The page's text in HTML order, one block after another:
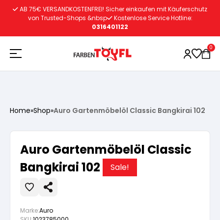
Vorbereitung
Wasserlösliche Grundierung
Lacke
Vorbereitung
Autoreparatur
Vorbereitung
Innenfarben
AB 75€ VERSANDKOSTENFREI! Sicher einkaufen mit Käuferschutz
von Trusted-Shops &nbsp
Kostenlose Service Hotline:
0316401122
0
Home»Shop»Auro Gartenmöbelöl Classic Bangkirai 102
Auro Gartenmöbelöl Classic
Bangkirai 102
Sale!
Marke:Auro